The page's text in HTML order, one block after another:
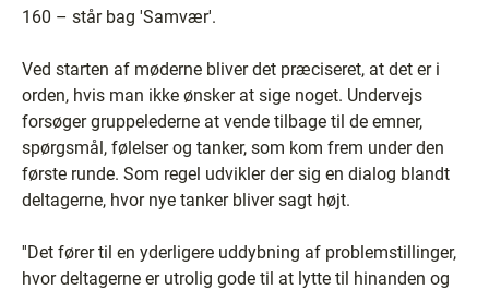
160 – står bag 'Samvær'.
Ved starten af møderne bliver det præciseret, at det er i
orden, hvis man ikke ønsker at sige noget. Undervejs
forsøger gruppelederne at vende tilbage til de emner,
spørgsmål, følelser og tanker, som kom frem under den
første runde. Som regel udvikler der sig en dialog blandt
deltagerne, hvor nye tanker bliver sagt højt.
''Det fører til en yderligere uddybning af problemstillinger,
hvor deltagerne er utrolig gode til at lytte til hinanden og